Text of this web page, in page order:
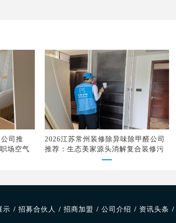
司推
场空气
2026江苏常州装修除异味除甲醛公司
推荐：生态美家源头消解复合装修污
示 / 招募合伙人 / 招商加盟 / 公司介绍 / 资讯头条 /